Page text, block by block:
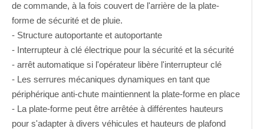
de commande, à la fois couvert de l'arrière de la plate-
forme de sécurité et de pluie.
- Structure autoportante et autoportante
- Interrupteur à clé électrique pour la sécurité et la sécurité
- arrêt automatique si l'opérateur libère l'interrupteur clé
- Les serrures mécaniques dynamiques en tant que
périphérique anti-chute maintiennent la plate-forme en place
- La plate-forme peut être arrêtée à différentes hauteurs
pour s'adapter à divers véhicules et hauteurs de plafond